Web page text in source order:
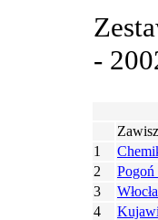
-
1
2
3
4